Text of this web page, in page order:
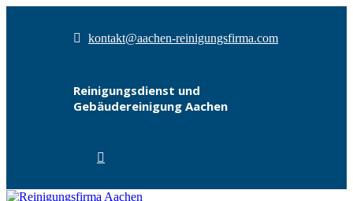
kontakt@aachen-reinigungsfirma.com
Reinigungsdienst und
Gebäudereinigung Aachen